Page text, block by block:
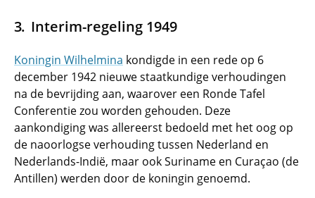
Interim-regeling 1949
Koningin Wilhelmina kondigde in een rede op 6
december 1942 nieuwe staatkundige verhoudingen
na de bevrijding aan, waarover een Ronde Tafel
Conferentie zou worden gehouden. Deze
aankondiging was allereerst bedoeld met het oog op
de naoorlogse verhouding tussen Nederland en
Nederlands-Indië, maar ook Suriname en Curaçao (de
Antillen) werden door de koningin genoemd.